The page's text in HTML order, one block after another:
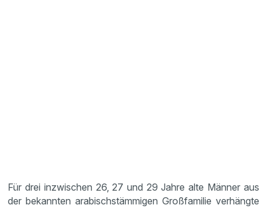
Für drei inzwischen 26, 27 und 29 Jahre alte Männer aus
der bekannten arabischstämmigen Großfamilie verhängte